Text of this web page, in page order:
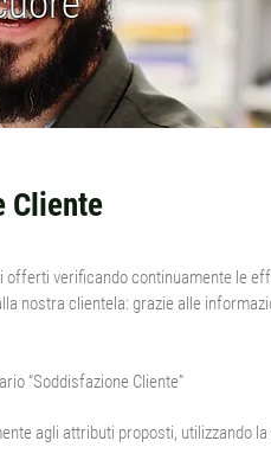
Cliente
verificando continuamente le
nostra clientela: grazie alle
“Soddisfazione Cliente”
agli attributi proposti, utilizzando la